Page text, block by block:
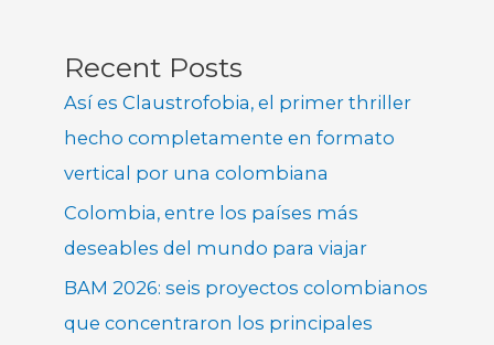
Recent Posts
Así es Claustrofobia, el primer thriller
hecho completamente en formato
vertical por una colombiana
Colombia, entre los países más
deseables del mundo para viajar
BAM 2026: seis proyectos colombianos
que concentraron los principales